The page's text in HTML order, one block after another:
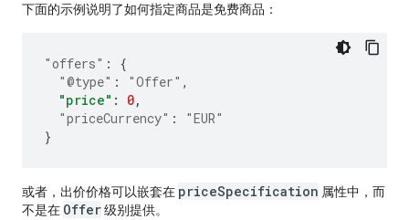
下面的示例说明了如何指定商品是免费商品：
"offers" :
{
"@type" : "Offer" ,
"price" : 0,
"priceCurrency" :
"EUR"
}
或者，出价价格可以嵌套在 priceSpecification 属性中，而
不是在 Offer级别提供。